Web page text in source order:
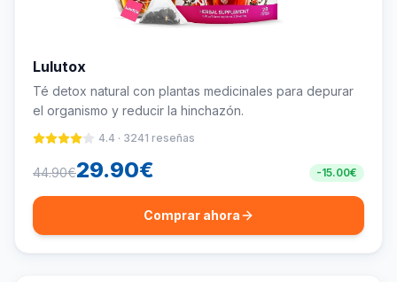
Lulutox
Té detox natural con plantas medicinales para depurar
el organismo y reducir la hinchazón.
4.4 · 3241 reseñas
44.90€29.90€ -15.00€
Comprar ahora